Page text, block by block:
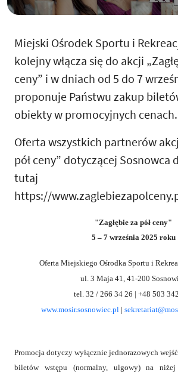
Miejski Ośrodek Sportu i
kolejny włącza się do akcji
ceny” i w dniach od 5 do 7
proponuje Państwu zakup
obiekty w promocyjnych cenach.
Oferta wszystkich partnerów
pół ceny” dotyczącej Sosnowca
tutaj
https://
"Zagłębie za pół ceny"
5 – 7 września 2025 roku
Oferta Miejskiego Ośrodka Sportu i
ul. 3 Maja 41, 41-200
tel. 32 / 266 34 26 | +48 503
www.mosir.sosnowiec.pl |
Promocja dotyczy wyłącznie jednorazowych
biletów wstępu (normalny, ulgowy) na